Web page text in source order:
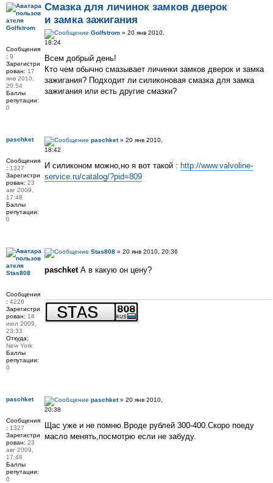
Смазка для личинок замков дверок
и замка зажигания
Golfstrom » 20 янв 2010,
18:24
Всем добрый день!
Кто чем обычно смазывает личинки замков дверок и замка
зажигания? Подходит ли силиконовая смазка для замка
зажигания или есть другие смазки?
Golfstrom
Сообщения
: 9
Зарегистри
рован: 17
янв 2010,
20:54
Баллы
репутации:
0
paschket» 20 янв 2010,
18:42
И силиконом можно,но я вот такой : http://www.valvoline-
service.ru/catalog/?pid=809
paschket
Сообщения
: 1327
Зарегистри
рован: 23
авг 2009,
17:48
Баллы
репутации:
0
Stas808 » 20 янв 2010, 20:36
paschketА в какую он цену?
Stas808
Сообщения
: 4226
Зарегистри
рован: 18
июл 2009,
23:33
Откуда:
New York
Баллы
репутации:
0
paschket» 20 янв 2010,
20:38
Щас уже и не помню.Вроде рублей 300-400.Скоро поеду
масло менять,посмотрю если не забуду.
paschket
Сообщения
: 1327
Зарегистри
рован: 23
авг 2009,
17:48
Баллы
репутации:
0